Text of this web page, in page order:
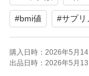
#bmi値 #サプリ
購入日時： 2026年5月
出品日時： 2026年5月